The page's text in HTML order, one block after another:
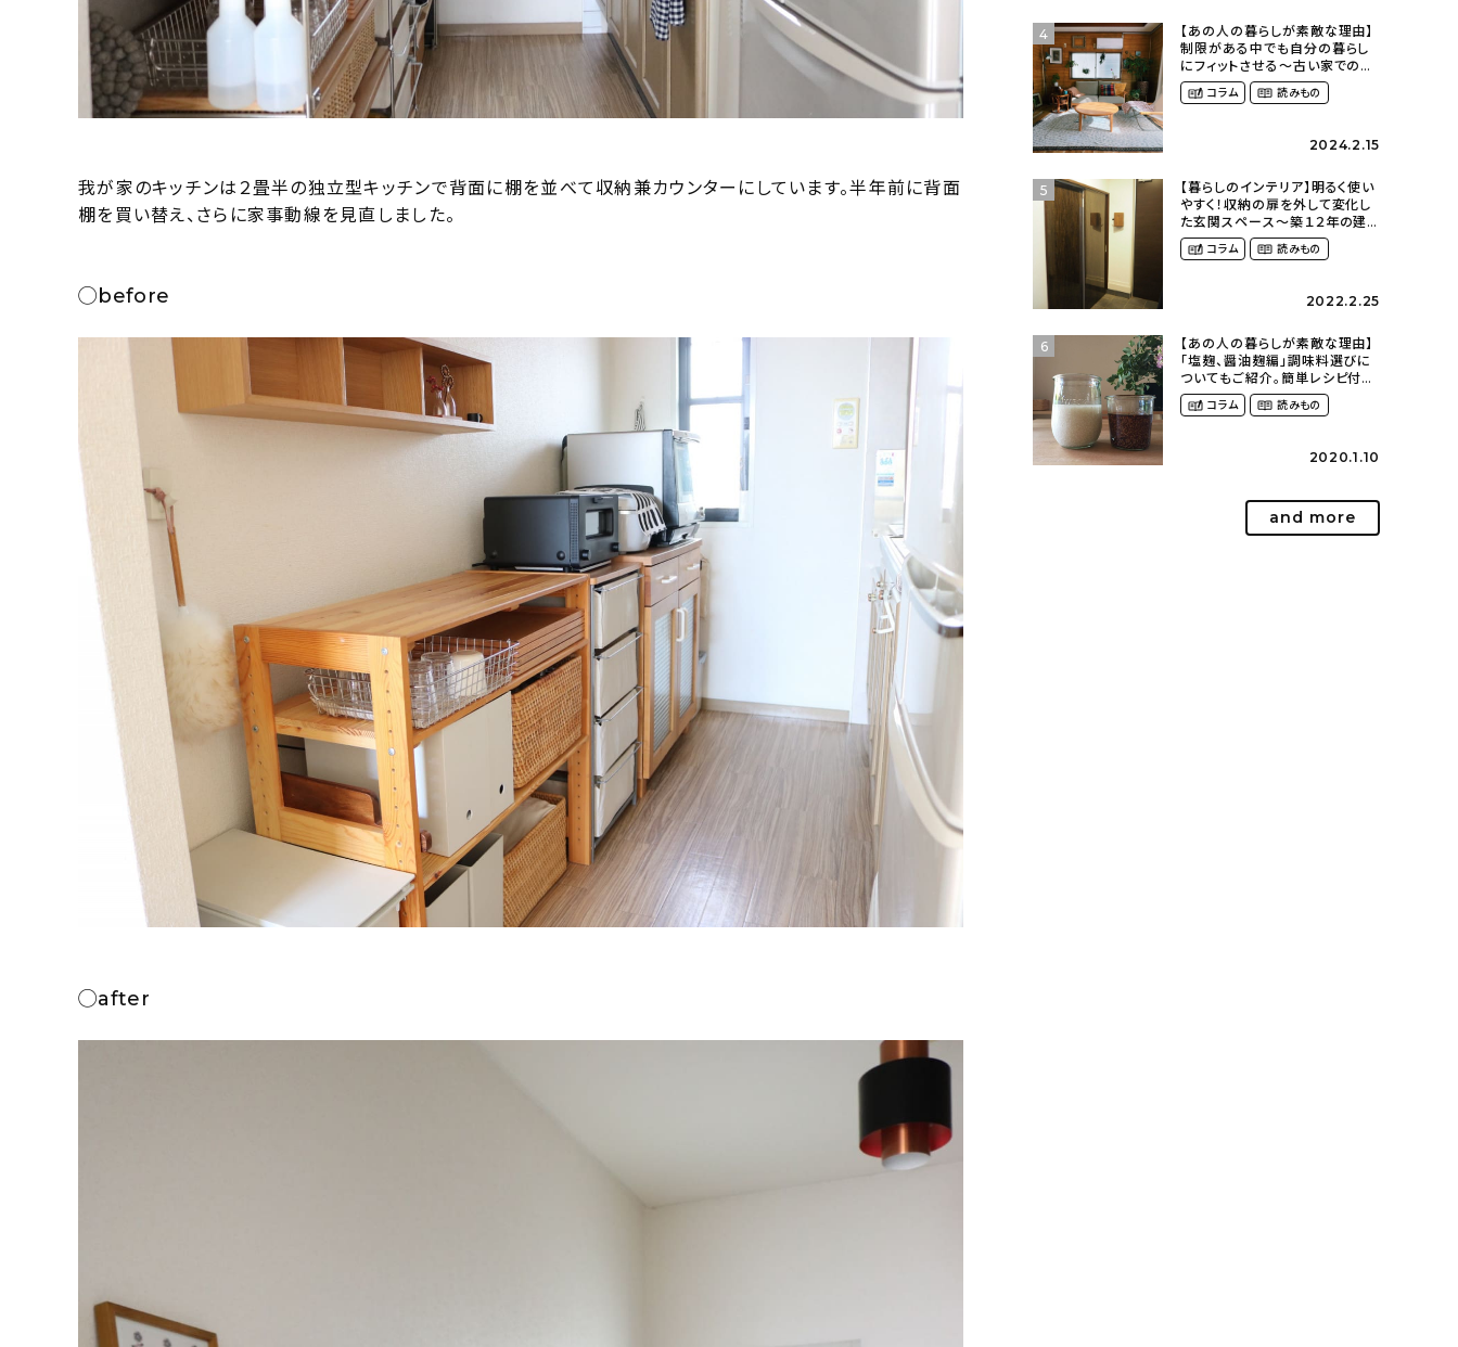
我が家のキッチンは２畳半の独立型キッチンで背面に棚を並べて収納兼カウンターにしています。半年前に背面
棚を買い替え、さらに家事動線を見直しました。
◯before
◯after
4
【あの人の暮らしが素敵な理由】
制限がある中でも自分の暮らし
にフィットさせる〜古い家での暮
らしを楽しむ（idasanchiさん）
コラム 読みもの
2024.2.15
5
【暮らしのインテリア】明るく使い
やすく！収納の扉を外して変化し
た玄関スペース〜築１２年の建
売住宅をDIYする暮らし
（asasa0509さん）
コラム 読みもの
2022.2.25
6
【あの人の暮らしが素敵な理由】
「塩麹、醤油麹編」調味料選びに
ついてもご紹介。簡単レシピ付
き〜発酵食品のある暮らし
（__mamigram___さん）
コラム 読みもの
2020.1.10
and more